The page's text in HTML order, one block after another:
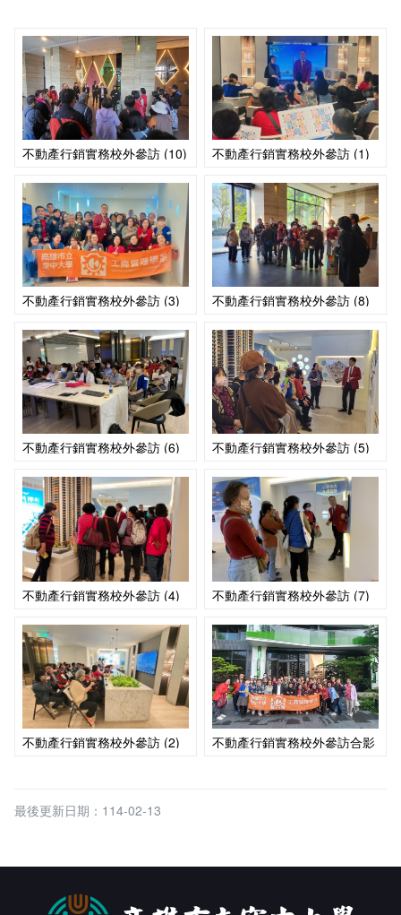
不動產行銷實務校外參訪 (10) 不動產行銷實務校外參訪 (1)
不動產行銷實務校外參訪 (3) 不動產行銷實務校外參訪 (8)
不動產行銷實務校外參訪 (6) 不動產行銷實務校外參訪 (5)
不動產行銷實務校外參訪 (4) 不動產行銷實務校外參訪 (7)
不動產行銷實務校外參訪 (2) 不動產行銷實務校外參訪合影
最後更新日期：114-02-13